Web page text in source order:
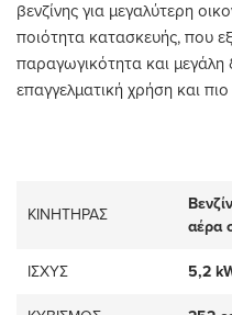
βενζίνης για μεγαλύτερη
ποιότητα κατασκευής, που
παραγωγικότητα και μεγάλη
επαγγελματική χρήση και
ΚΙΝΗΤΗΡΑΣ
αέρα
ΙΣΧΥΣ 5,2